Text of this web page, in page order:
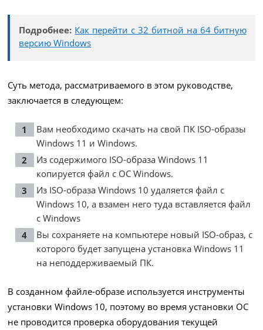
Подробнее: Как перейти с 32 битной на 64 битную
версию Windows
Суть метода, рассматриваемого в этом руководстве,
заключается в следующем:
Вам необходимо скачать на свой ПК ISO-образы
Windows 11 и Windows.
Из содержимого ISO-образа Windows 11
копируется файл с ОС Windows.
Из ISO-образа Windows 10 удаляется файл с
Windows 10, а взамен него туда вставляется файл
с Windows
Вы сохраняете на компьютере новый ISO-образ, с
которого будет запущена установка Windows 11
на неподдерживаемый ПК.
В созданном файле-образе используется инструменты
установки Windows 10, поэтому во время установки ОС
не проводится проверка оборудования текущей